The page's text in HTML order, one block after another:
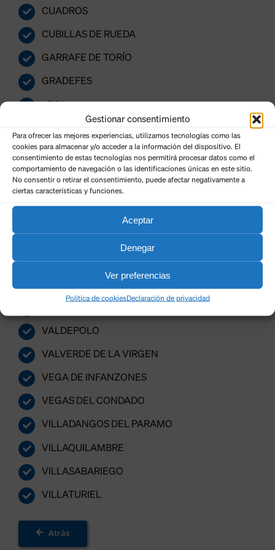
Gestionar consentimiento
Para ofrecer las mejores experiencias, utilizamos tecnologías como las
cookies para almacenar y/o acceder a la información del dispositivo. El
consentimiento de estas tecnologías nos permitirá procesar datos como el
comportamiento de navegación o las identificaciones únicas en este sitio.
No consentir o retirar el consentimiento, puede afectar negativamente a
ciertas características y funciones.
Aceptar
Denegar
Ver preferencias
Política de cookiesDeclaración de privacidad
CUADROS
CUBILLAS DE RUEDA
GARRAFE DE TORÍO
GRADEFES
LEON
MANSILLA MAYOR
ONZONILLA
SANTA COLOMBA DE CURUEÑO
SANTOVENIA DE LA VALDONCINA
VALDEPOLO
VALVERDE DE LA VIRGEN
VEGA DE INFANZONES
VEGAS DEL CONDADO
VILLADANGOS DEL PARAMO
VILLAQUILAMBRE
VILLASABARIEGO
VILLATURIEL
Atrás